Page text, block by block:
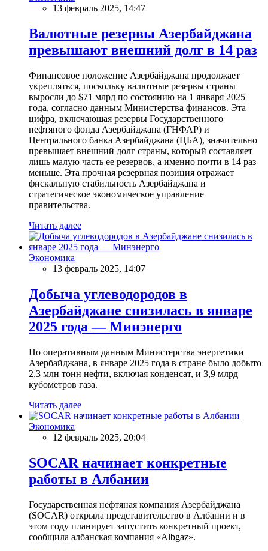
13 февраль 2025, 14:47
Валютные резервы Азербайджана
превышают внешний долг в 14 раз
Финансовое положение Азербайджана продолжает
укрепляться, поскольку валютные резервы страны
выросли до $71 млрд по состоянию на 1 января 2025
года, согласно данным Министерства финансов. Эта
цифра, включающая резервы Государственного
нефтяного фонда Азербайджана (ГНФАР) и
Центрального банка Азербайджана (ЦБА), значительно
превышает внешний долг страны, который составляет
лишь малую часть ее резервов, а именно почти в 14 раз
меньше. Эта прочная резервная позиция отражает
фискальную стабильность Азербайджана и
стратегическое экономическое управление
правительства.
Читать далее
Экономика
13 февраль 2025, 14:07
Добыча углеводородов в
Азербайджане снизилась в январе
2025 года — Минэнерго
По оперативным данным Министерства энергетики
Азербайджана, в январе 2025 года в стране было добыто
2,3 млн тонн нефти, включая конденсат, и 3,9 млрд
кубометров газа.
Читать далее
Экономика
12 февраль 2025, 20:04
SOCAR начинает конкретные
работы в Албании
Государственная нефтяная компания Азербайджана
(SOCAR) открыла представительство в Албании и в
этом году планирует запустить конкретный проект,
сообщила албанская компания «Albgaz».